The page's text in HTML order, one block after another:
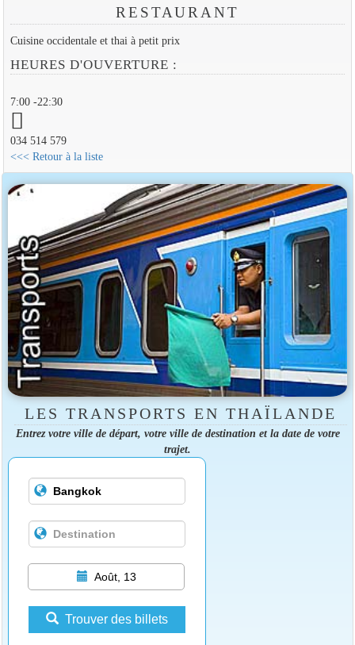
RESTAURANT
Cuisine occidentale et thai à petit prix
HEURES D'OUVERTURE :
7:00 -22:30
034 514 579
<<< Retour à la liste
LES TRANSPORTS EN THAÏLANDE
Entrez votre ville de départ, votre ville de destination et la date de votre
trajet.
Août, 13
Trouver des billets